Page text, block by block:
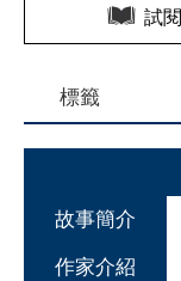
試閱
標籤
故事簡介
作家介紹